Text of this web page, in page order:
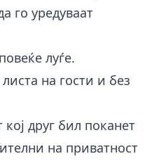
го уредуваат
луѓе.
на гости и без
друг бил поканет
на приватност